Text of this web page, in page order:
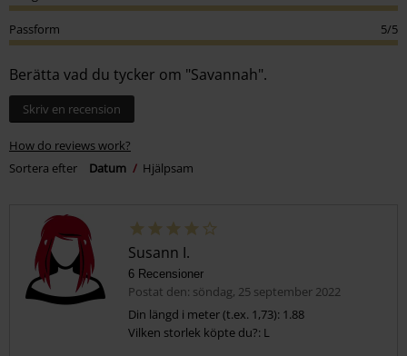
Passform 5/5
Berätta vad du tycker om "Savannah".
Skriv en recension
How do reviews work?
Sortera efter
Datum Hjälpsam
Susann I.
6 Recensioner
Postat den: söndag, 25 september 2022
Din längd i meter (t.ex. 1,73): 1.88
Vilken storlek köpte du?: L